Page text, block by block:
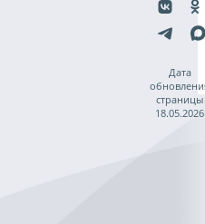
Дата
страницы
18.05.2026